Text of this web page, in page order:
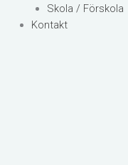
Skola / Förskola
Kontakt